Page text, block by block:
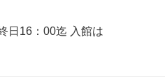
16：00迄 入館は